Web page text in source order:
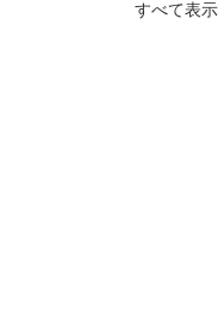
すべて表示